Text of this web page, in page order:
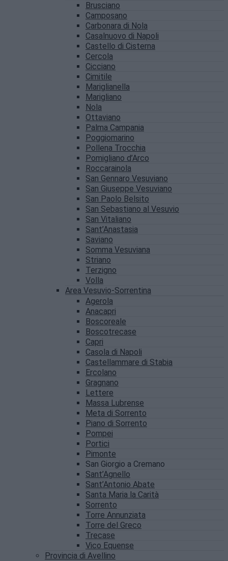
Brusciano
Camposano
Carbonara di Nola
Casalnuovo di Napoli
Castello di Cisterna
Cercola
Cicciano
Cimitile
Mariglianella
Marigliano
Nola
Ottaviano
Palma Campania
Poggiomarino
Pollena Trocchia
Pomigliano d’Arco
Roccarainola
San Gennaro Vesuviano
San Giuseppe Vesuviano
San Paolo Belsito
San Sebastiano al Vesuvio
San Vitaliano
Sant’Anastasia
Saviano
Somma Vesuviana
Striano
Terzigno
Volla
Area Vesuvio-Sorrentina
Agerola
Anacapri
Boscoreale
Boscotrecase
Capri
Casola di Napoli
Castellammare di Stabia
Ercolano
Gragnano
Lettere
Massa Lubrense
Meta di Sorrento
Piano di Sorrento
Pompei
Portici
Pimonte
San Giorgio a Cremano
Sant’Agnello
Sant’Antonio Abate
Santa Maria la Carità
Sorrento
Torre Annunziata
Torre del Greco
Trecase
Vico Equense
Provincia di Avellino